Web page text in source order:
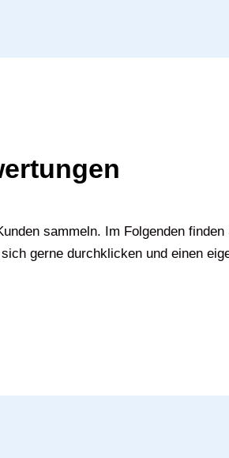
sammeln. Im Folgenden
gerne durchklicken und einen